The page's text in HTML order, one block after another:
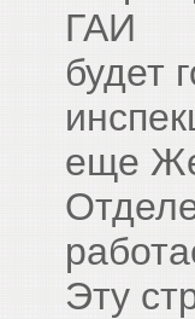
ГАИ
будет
еще
Эту